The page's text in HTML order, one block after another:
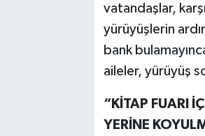
vatandaşlar,
yürüyüşlerin
bank
aileler, yürüyüş
“KİTAP FUARI
YERİNE